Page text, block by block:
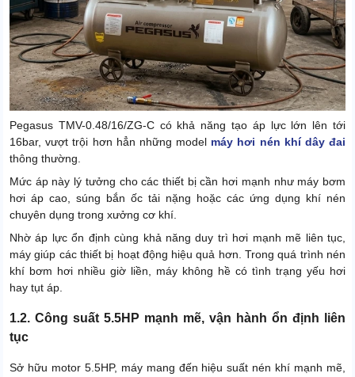
Pegasus TMV-0.48/16/ZG-C có khả năng tạo áp lực lớn lên tới
16bar, vượt trội hơn hẳn những model máy hơi nén khí dây đai
thông thường.
Mức áp này lý tưởng cho các thiết bị cần hơi mạnh như máy bơm
hơi áp cao, súng bắn ốc tải nặng hoặc các ứng dụng khí nén
chuyên dụng trong xưởng cơ khí.
Nhờ áp lực ổn định cùng khả năng duy trì hơi mạnh mẽ liên tục,
máy giúp các thiết bị hoạt động hiệu quả hơn. Trong quá trình nén
khí bơm hơi nhiều giờ liền, máy không hề có tình trạng yếu hơi
hay tụt áp.
1.2. Công suất 5.5HP mạnh mẽ, vận hành ổn định liên
tục
Sở hữu motor 5.5HP, máy mang đến hiệu suất nén khí mạnh mẽ,